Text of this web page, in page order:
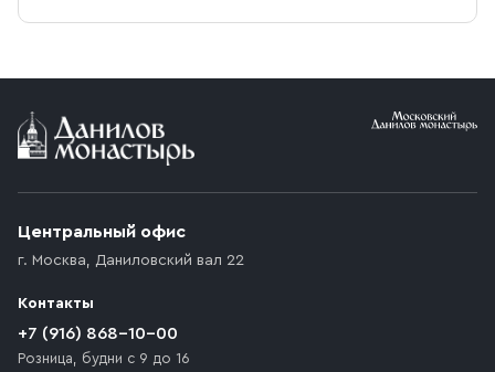
Центральный офис
г. Москва, Даниловский вал 22
Контакты
+7 (916) 868-10-00
Розница, будни с 9 до 16